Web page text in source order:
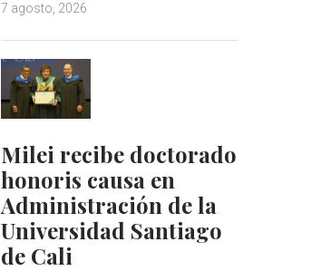
7 agosto, 2026
Milei recibe doctorado
honoris causa en
Administración de la
Universidad Santiago
de Cali